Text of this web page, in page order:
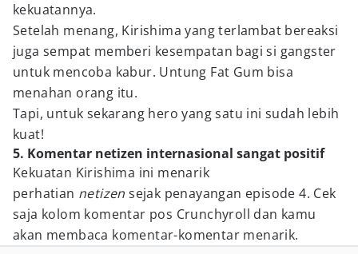
kekuatannya.
Setelah menang, Kirishima yang terlambat bereaksi
juga sempat memberi kesempatan bagi si gangster
untuk mencoba kabur. Untung Fat Gum bisa
menahan orang itu.
Tapi, untuk sekarang hero yang satu ini sudah lebih
kuat!
5. Komentar netizen internasional sangat positif
Kekuatan Kirishima ini menarik
perhatian netizensejak penayangan episode 4. Cek
saja kolom komentar pos Crunchyroll dan kamu
akan membaca komentar-komentar menarik.